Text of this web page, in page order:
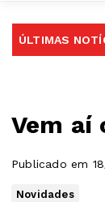
ÚLTIMASÍcone
Vem aí
Publicado em
Novidades